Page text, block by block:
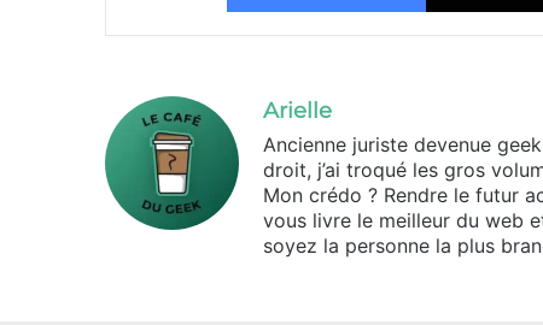
Arielle
Ancienne juriste devenue
droit, j’ai troqué les gros
Mon crédo ? Rendre le futur
vous livre le meilleur du web
soyez la personne la plus